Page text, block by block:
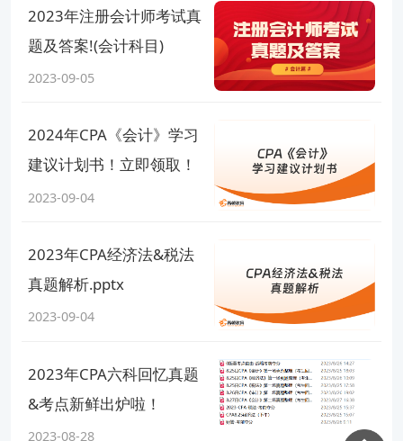
2023年注册会计师考试真
题及答案!(会计科目)
2023-09-05
2024年CPA《会计》学习
建议计划书！立即领取！
2023-09-04
2023年CPA经济法&税法
真题解析.pptx
2023-09-04
2023年CPA六科回忆真题
&考点新鲜出炉啦！
2023-08-28